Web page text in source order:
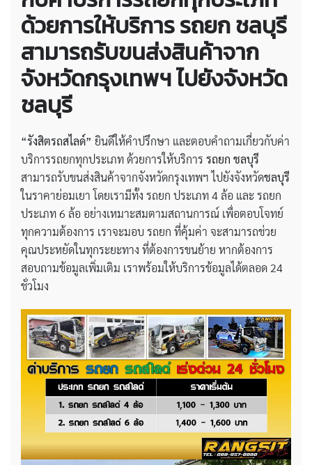
ด้วยการให้บริการ รถยก ชลบุรี
สามารถรับขนส่งสินค้าจาก
จังหวัดกรุงเทพฯ ไปยังจังหวัด
ชลบุรี
“รังสิตรถสไลด์” ยินดีให้คำปรึกษา และตอบคำถามเกี่ยวกับค่า
บริการรถยกทุกประเภท ด้วยการให้บริการ รถยก ชลบุรี
สามารถรับขนส่งสินค้าจากจังหวัดกรุงเทพฯ ไปยังจังหวัดชลบุรี
ในราคาย่อมเยา โดยเรามีทั้ง รถยก ประเภท 4 ล้อ และ รถยก
ประเภท 6 ล้อ อย่างเหมาะสมตามสถานการณ์ เพื่อตอบโจทย์
ทุกความต้องการ เราจะมอบ รถยก ที่คุ้มค่า จะสามารถช่วย
คุณประหยัดในทุกระยะทาง ที่ต้องการขนย้าย หากต้องการ
สอบถามข้อมูลเพิ่มเติม เราพร้อมให้บริการข้อมูลได้ตลอด 24
ชั่วโมง